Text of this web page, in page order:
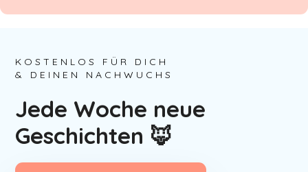
KOSTENLOS FÜR DICH
& DEINEN NACHWUCHS
Jede Woche neue
Geschichten 🦊